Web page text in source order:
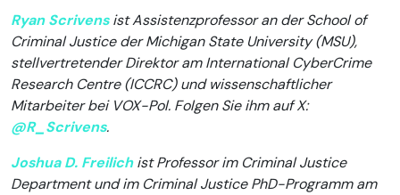
Ryan Scrivensist Assistenzprofessor an der School of
Criminal Justice der Michigan State University (MSU),
stellvertretender Direktor am International CyberCrime
Research Centre (ICCRC) und wissenschaftlicher
Mitarbeiter bei VOX-Pol. Folgen Sie ihm auf X:
@R_Scrivens.
Joshua D. Freilichist Professor im Criminal Justice
Department und im Criminal Justice PhD-Programm am